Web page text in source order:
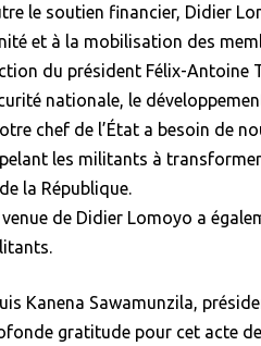
le soutien financier, Didier
et à la mobilisation des
du président Félix-Antoine
nationale, le
chef de l’État a besoin de
les militants à
la République.
venue de Didier Lomoyo a
Kanena Sawamunzila,
gratitude pour cet acte